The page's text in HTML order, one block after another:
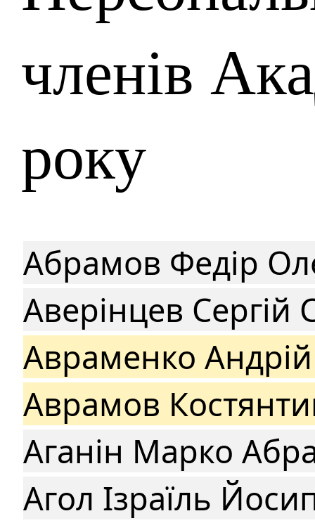
членів
року
Абрамов Федір
Аверінцев Сергій
Авраменко
Аврамов
Аганін Марко
Агол Ізраїль